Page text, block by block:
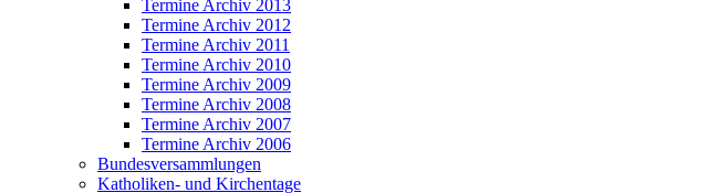
Termine Archiv 2013
Termine Archiv 2012
Termine Archiv 2011
Termine Archiv 2010
Termine Archiv 2009
Termine Archiv 2008
Termine Archiv 2007
Termine Archiv 2006
Bundesversammlungen
Katholiken- und Kirchentage